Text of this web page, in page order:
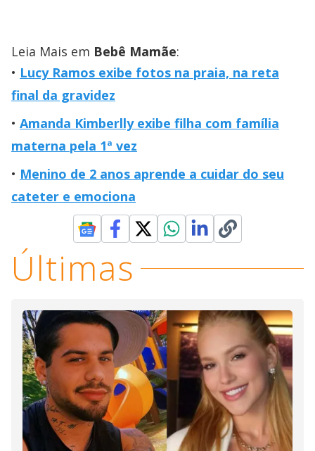
Leia Mais em Bebê Mamãe:
Lucy Ramos exibe fotos na praia, na reta
final da gravidez
Amanda Kimberlly exibe filha com família
materna pela 1ª vez
Menino de 2 anos aprende a cuidar do seu
cateter e emociona
Últimas